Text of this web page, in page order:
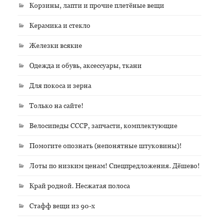
Корзины, лапти и прочие плетёные вещи
Керамика и стекло
Железки всякие
Одежда и обувь, аксессуары, ткани
Для покоса и зерна
Только на сайте!
Велосипеды СССР, запчасти, комплектующие
Помогите опознать (непонятные штуковины)!
Лоты по низким ценам! Спецпредложения. Дёшево!
Край родной. Несжатая полоса
Стафф вещи из 90-х